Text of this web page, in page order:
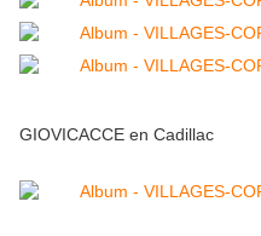
GIOVICACCE en Cadillac